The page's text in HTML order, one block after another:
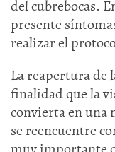
del cubrebocas.
presente
realizar el
La reapertura de
finalidad que la
convierta en una
se reencuentre